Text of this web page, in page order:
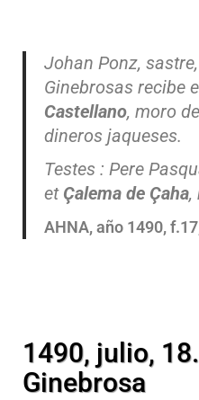
Johan Ponz,
Ginebrosas recibe
Castellano, moro
dineros jaqueses.
Testes : Pere
et Çalema de Çaha,
AHNA, año 1490,
1490, julio,
Ginebrosa